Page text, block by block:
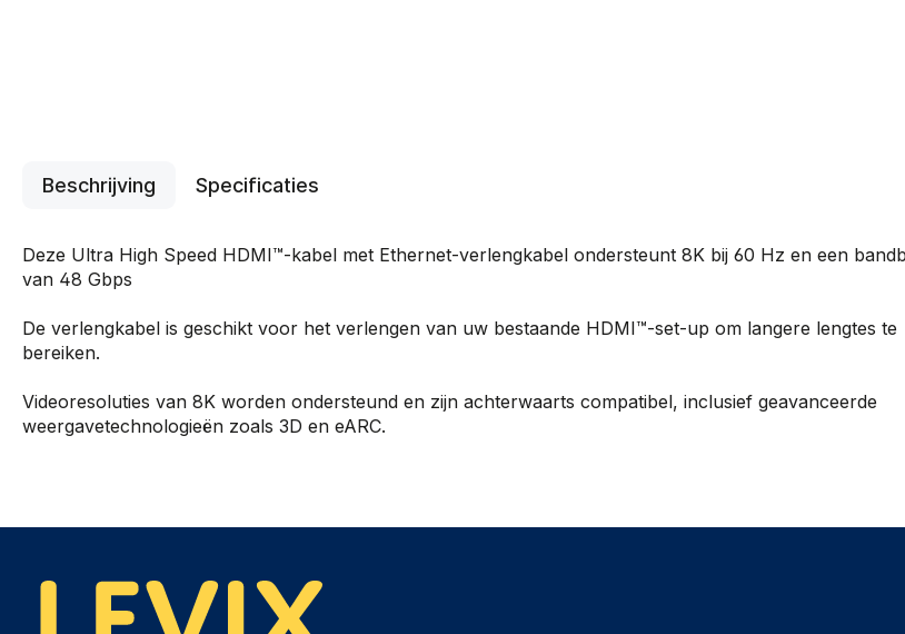
Beschrijving Specificaties
Deze Ultra High Speed HDMI™-kabel met Ethernet-verlengkabel ondersteunt 8K bij 60 Hz en een
van 48 Gbps
De verlengkabel is geschikt voor het verlengen van uw bestaande HDMI™-set-up om langere lengtes te
bereiken.
Videoresoluties van 8K worden ondersteund en zijn achterwaarts compatibel, inclusief geavanceerde
weergavetechnologieën zoals 3D en eARC.